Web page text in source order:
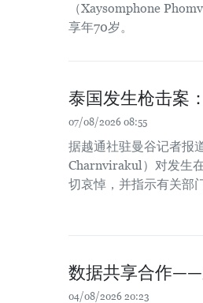
（Xaysomphone
享年70岁。
泰国发生枪击案
07/08/2026 08:55
据越通社驻曼谷记者报
Charnvirakul）对发生
切哀悼，并指示有关部
数据共享合作——
04/08/2026 20:23